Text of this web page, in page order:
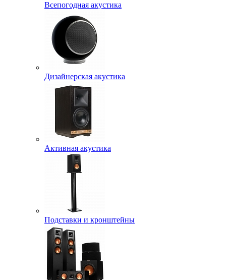
Всепогодная акустика
Дизайнерская акустика
Активная акустика
Подставки и кронштейны